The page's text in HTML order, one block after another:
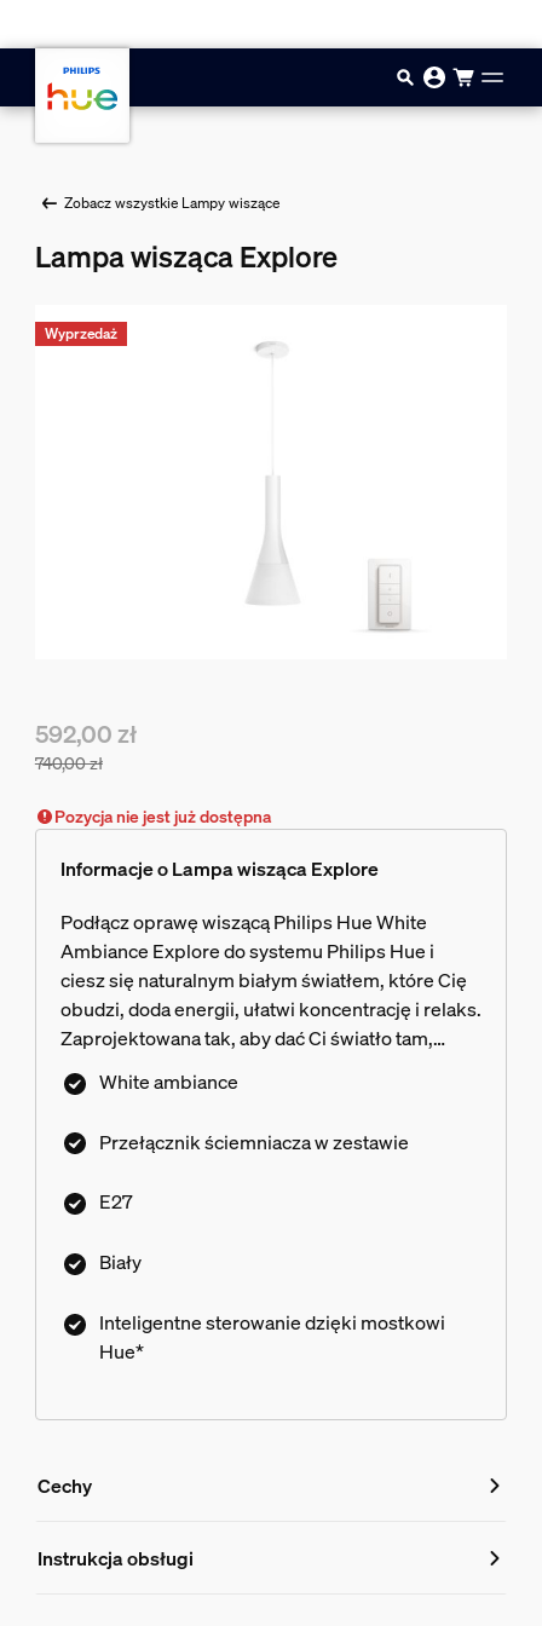
Zobacz wszystkie Lampy wiszące
Lampa wisząca Explore
740,00 zł
592,00 zł
Wyprzedaż
Pozycja nie jest już dostępna
Informacje o Lampa wisząca Explore
Podłącz oprawę wiszącą Philips Hue White
Ambiance Explore do systemu Philips Hue i
ciesz się naturalnym białym światłem, które Cię
obudzi, doda energii, ułatwi koncentrację i relaks.
Zaprojektowana tak, aby dać Ci światło tam,
gdzie go potrzebujesz.
White ambiance
Przełącznik ściemniacza w zestawie
E27
Biały
Inteligentne sterowanie dzięki mostkowi
Hue*
Cechy
Cechy
Instrukcja obsługi